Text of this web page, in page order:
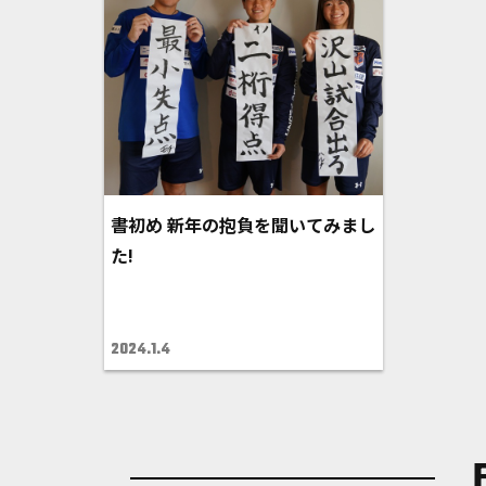
書初め 新年の抱負を聞いてみまし
た!
2024.1.4